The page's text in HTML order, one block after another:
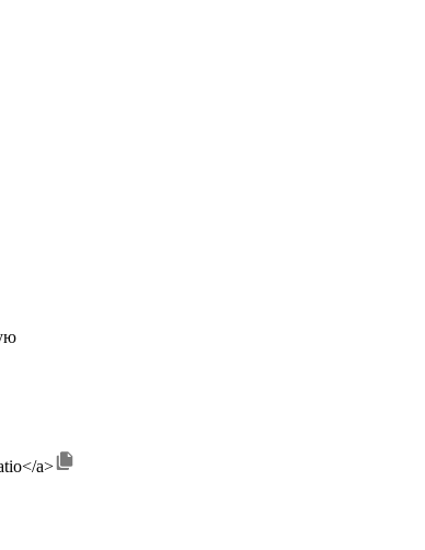
a>